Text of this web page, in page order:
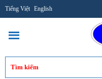
Tiếng Việt English